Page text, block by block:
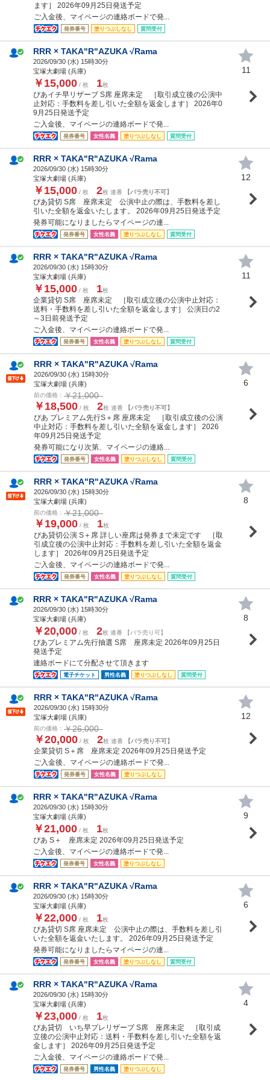
ます］ 2026年09月25日発送予定
ご入金後、マイページの連絡ボードで発...
発券番号 塗りつぶしなし 質問受付
RRR × TAKA"R"AZUKA √Rama
2026/09/30 (水) 15時30分
宝塚大劇場 (兵庫)
￥15,000 / 枚 1枚
ぴあイチ早リザーブ S席 座席未定 ［取引成立後の公演中
止対応：手数料を差し引いた全額を返金します］ 2026年0
9月25日発送予定
ご入金後、マイページの連絡ボードで発...
発券番号 女性名義 塗りつぶしなし 質問受付
11
RRR × TAKA"R"AZUKA √Rama
2026/09/30 (水) 15時30分
宝塚大劇場 (兵庫)
￥15,000 / 枚 2枚 連番 【バラ売り不可】
ぴあ貸切 S席 座席未定 公演中止の際は、手数料を差し
引いた全額を返金いたします。 2026年09月25日発送予定
発券可能になりましたらマイページの連...
発券番号 女性名義 塗りつぶしなし 質問受付
12
RRR × TAKA"R"AZUKA √Rama
2026/09/30 (水) 15時30分
宝塚大劇場 (兵庫)
￥15,000 / 枚 1枚
企業貸切 S席 座席未定 ［取引成立後の公演中止対応：
送料・手数料を差し引いた全額を返金します］ 公演日の2
～3日前発送予定
ご入金後、マイページの連絡ボードで発...
発券番号 女性名義 塗りつぶしなし 質問受付
11
RRR × TAKA"R"AZUKA √Rama
2026/09/30 (水) 15時30分
宝塚大劇場 (兵庫)
前の価格： ￥21,000
￥18,500 / 枚 2枚 連番 【バラ売り不可】
ぴあ プレミアム先行S＋席 座席未定 ［取引成立後の公演
中止対応：手数料を差し引いた全額を返金します］ 2026
年09月25日発送予定
発券可能になり次第、マイページの連絡...
発券番号 女性名義 塗りつぶしなし 質問受付
6
RRR × TAKA"R"AZUKA √Rama
2026/09/30 (水) 15時30分
宝塚大劇場 (兵庫)
前の価格： ￥21,000
￥19,000 / 枚 1枚
ぴあ貸切公演 S＋席 詳しい座席は発券まで未定です ［取
引成立後の公演中止対応：手数料を差し引いた全額を返金
します］ 2026年09月25日発送予定
ご入金後、マイページの連絡ボードで発...
発券番号 女性名義 塗りつぶしなし 質問受付
8
RRR × TAKA"R"AZUKA √Rama
2026/09/30 (水) 15時30分
宝塚大劇場 (兵庫)
￥20,000 / 枚 2枚 連番 【バラ売り可】
ぴあプレミアム先行抽選 S席 座席未定 2026年09月25日
発送予定
連絡ボードにて分配させて頂きます
電子チケット 男性名義 塗りつぶしなし 質問受付
8
RRR × TAKA"R"AZUKA √Rama
2026/09/30 (水) 15時30分
宝塚大劇場 (兵庫)
前の価格： ￥26,000
￥20,000 / 枚 2枚 連番 【バラ売り不可】
企業貸切 S＋席 座席未定 2026年09月25日発送予定
ご入金後、マイページの連絡ボードで発...
発券番号 女性名義 塗りつぶしなし
12
RRR × TAKA"R"AZUKA √Rama
2026/09/30 (水) 15時30分
宝塚大劇場 (兵庫)
￥21,000 / 枚 1枚
ぴあ S＋ 座席未定 2026年09月25日発送予定
ご入金後、マイページの連絡ボードで発...
発券番号 女性名義 塗りつぶしなし
9
RRR × TAKA"R"AZUKA √Rama
2026/09/30 (水) 15時30分
宝塚大劇場 (兵庫)
￥22,000 / 枚 1枚
ぴあ貸切 S席 座席未定 公演中止の際は、手数料を差し引
いた全額を返金いたします。 2026年09月25日発送予定
発券可能になりましたらマイページの連...
発券番号 女性名義 塗りつぶしなし 質問受付
6
RRR × TAKA"R"AZUKA √Rama
2026/09/30 (水) 15時30分
宝塚大劇場 (兵庫)
￥23,000 / 枚 1枚
ぴあ貸切 いち早プレリザーブ S席 座席未定 ［取引成
立後の公演中止対応：送料・手数料を差し引いた全額を返
金します］ 2026年09月25日発送予定
ご入金後、マイページの連絡ボードで発...
発券番号 男性名義 塗りつぶしなし
4